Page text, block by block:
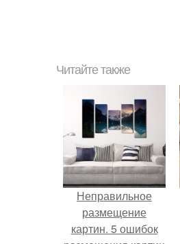
Читайте также
Неправильное
размещение
картин. 5 ошибок